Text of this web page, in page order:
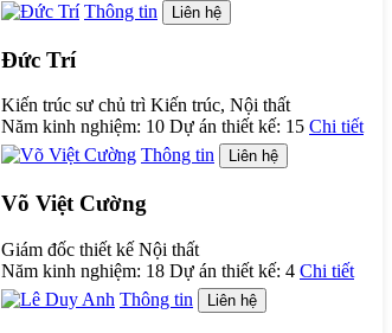
Thông tin Liên hệ
Đức Trí
Kiến trúc sư chủ trì Kiến trúc, Nội thất
Năm kinh nghiệm: 10 Dự án thiết kế: 15 Chi tiết
Thông tin
Liên hệ
Võ Việt Cường
Giám đốc thiết kế Nội thất
Năm kinh nghiệm: 18 Dự án thiết kế: 4 Chi tiết
Thông tin
Liên hệ